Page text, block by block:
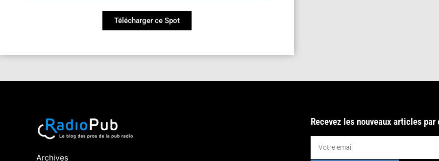
ou
le
Télécharger ce Spot
Archives
Recevez les nouveaux articles par